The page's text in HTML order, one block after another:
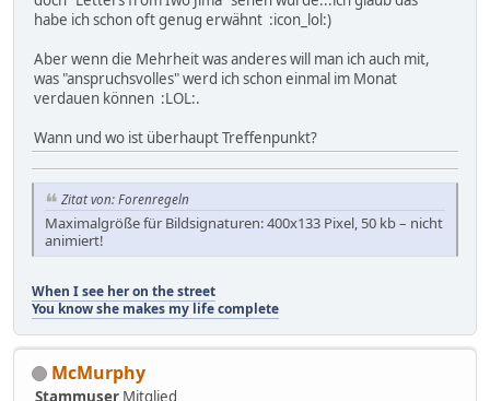
habe ich schon oft genug erwähnt :icon_lol:)
Aber wenn die Mehrheit was anderes will man ich auch mit,
was "anspruchsvolles" werd ich schon einmal im Monat
verdauen können :LOL:.
Wann und wo ist überhaupt Treffenpunkt?
Zitat von: Forenregeln
Maximalgröße für Bildsignaturen: 400x133 Pixel, 50 kb – nicht
animiert!
When I see her on the street
You know she makes my life complete
McMurphy
Stammuser Mitglied